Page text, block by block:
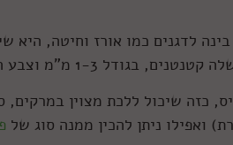
לדגנים כמו אורז וחיטה, היא
וצבע הקליפה שלה משתנה בהתאם לזן.
כזה שיכול ללכת מצוין
ואפילו ניתן להכין ממנה סוג של